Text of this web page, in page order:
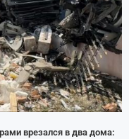
врезался в два дома: